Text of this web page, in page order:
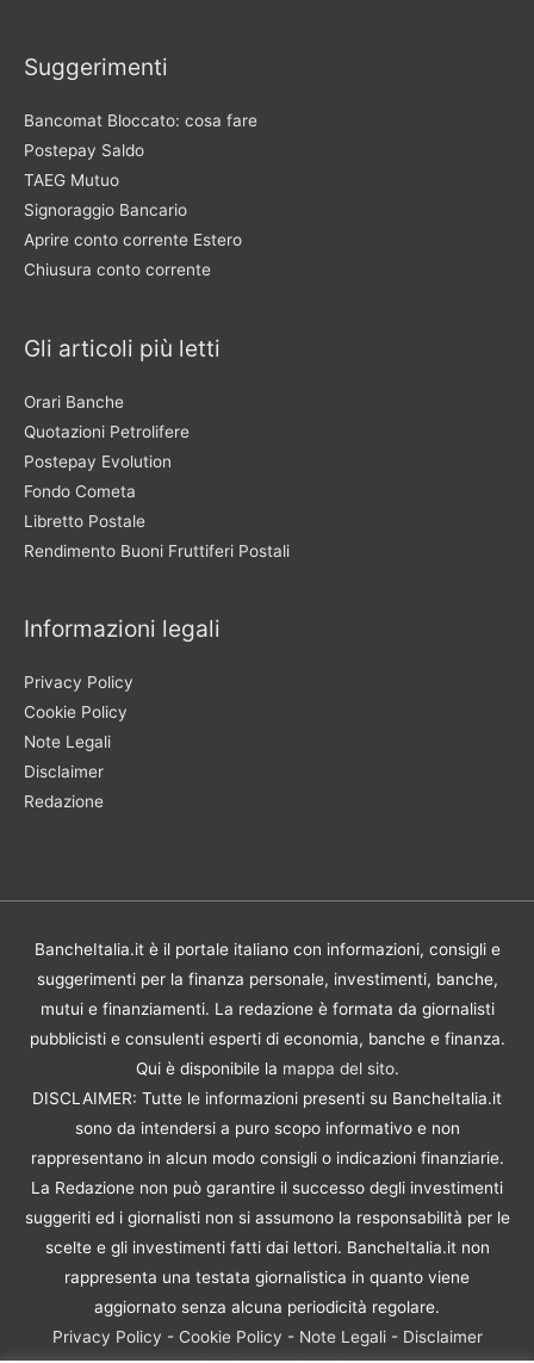
Suggerimenti
Bancomat Bloccato: cosa fare
Postepay Saldo
TAEG Mutuo
Signoraggio Bancario
Aprire conto corrente Estero
Chiusura conto corrente
Gli articoli più letti
Orari Banche
Quotazioni Petrolifere
Postepay Evolution
Fondo Cometa
Libretto Postale
Rendimento Buoni Fruttiferi Postali
Informazioni legali
Privacy Policy
Cookie Policy
Note Legali
Disclaimer
Redazione
BancheItalia.it è il portale italiano con informazioni, consigli e
suggerimenti per la finanza personale, investimenti, banche,
mutui e finanziamenti. La redazione è formata da giornalisti
pubblicisti e consulenti esperti di economia, banche e finanza.
Qui è disponibile la mappa del sito.
DISCLAIMER: Tutte le informazioni presenti su BancheItalia.it
sono da intendersi a puro scopo informativo e non
rappresentano in alcun modo consigli o indicazioni finanziarie.
La Redazione non può garantire il successo degli investimenti
suggeriti ed i giornalisti non si assumono la responsabilità per le
scelte e gli investimenti fatti dai lettori. BancheItalia.it non
rappresenta una testata giornalistica in quanto viene
aggiornato senza alcuna periodicità regolare.
Privacy Policy - Cookie Policy - Note Legali- Disclaimer